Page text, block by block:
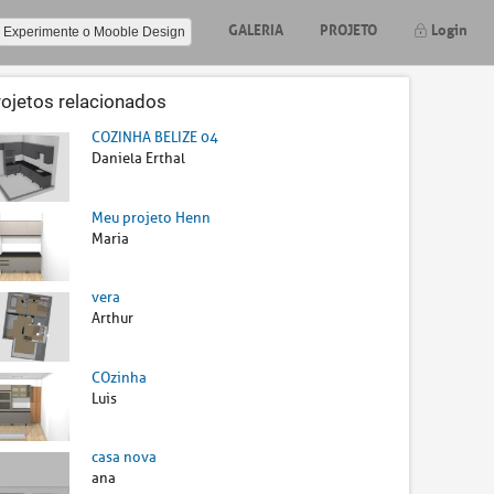
Experimente o Mooble Design GALERIA PROJETO Login
relacionados
COZINHA BELIZE 04
Daniela Erthal
Meu projeto Henn
Maria
vera
Arthur
COzinha
Luis
casa nova
ana